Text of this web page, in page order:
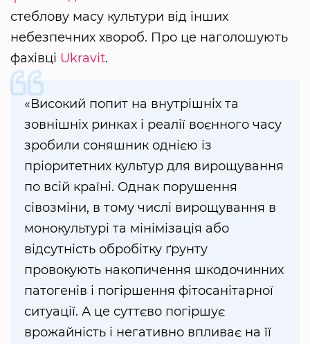
стеблову масу культури від інших
небезпечних хвороб. Про це наголошують
фахівці Ukravit.
«Високий попит на внутрішніх та
зовнішніх ринках і реалії воєнного часу
зробили соняшник однією із
пріоритетних культур для вирощування
по всій країні. Однак порушення
сівозміни, в тому числі вирощування в
монокультурі та мінімізація або
відсутність обробітку ґрунту
провокують накопичення шкодочинних
патогенів і погіршення фітосанітарної
ситуації. А це суттєво погіршує
врожайність і негативно впливає на її